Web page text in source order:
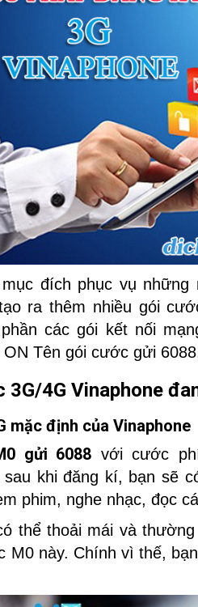
đích phục vụ
ra thêm nhiều gói
các gói kết nối
Tên gói cước gửi
3G/4G Vinaphone
mặc định của Vinaphone
gửi 6088 với cước
sau khi đăng kí, bạn sẽ
phim, nghe nhạc, đọc
thể thoải mái và
M0 này. Chính vì thế,